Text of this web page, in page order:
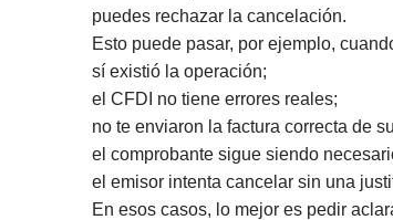
puedes rechazar la cancelación.
Esto puede pasar, por ejemplo,
sí existió la operación;
el CFDI no tiene errores reales;
no te enviaron la factura correcta de
el comprobante sigue siendo
el emisor intenta cancelar sin una
En esos casos, lo mejor es pedir